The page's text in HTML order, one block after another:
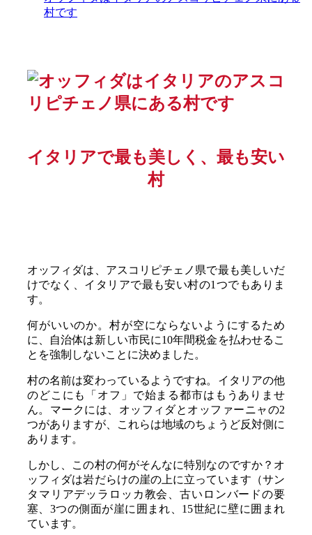
村です
イタリアで最も美しく、最も安い
村
オッフィダは、アスコリピチェノ県で最も美しいだ
けでなく、イタリアで最も安い村の1つでもありま
す。
何がいいのか。村が空にならないようにするため
に、自治体は新しい市民に10年間税金を払わせるこ
とを強制しないことに決めました。
村の名前は変わっているようですね。イタリアの他
のどこにも「オフ」で始まる都市はもうありませ
ん。マークには、オッフィダとオッファーニャの2
つがありますが、これらは地域のちょうど反対側に
あります。
しかし、この村の何がそんなに特別なのですか？オ
ッフィダは岩だらけの崖の上に立っています（サン
タマリアデッラロッカ教会、古いロンバードの要
塞、3つの側面が崖に囲まれ、15世紀に壁に囲まれ
ています。